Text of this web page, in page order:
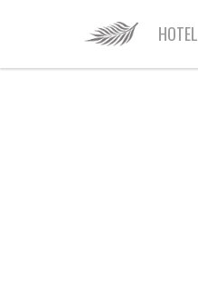
HOME HOTEL